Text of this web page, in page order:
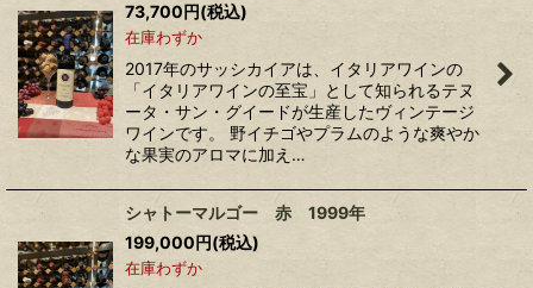
73,700円(税込)
在庫わずか
2017年のサッシカイアは、イタリアワインの
「イタリアワインの至宝」として知られるテヌ
ータ・サン・グイードが生産したヴィンテージ
ワインです。 野イチゴやプラムのような爽やか
な果実のアロマに加え…
シャトーマルゴー 赤 1999年
199,000円(税込)
在庫わずか